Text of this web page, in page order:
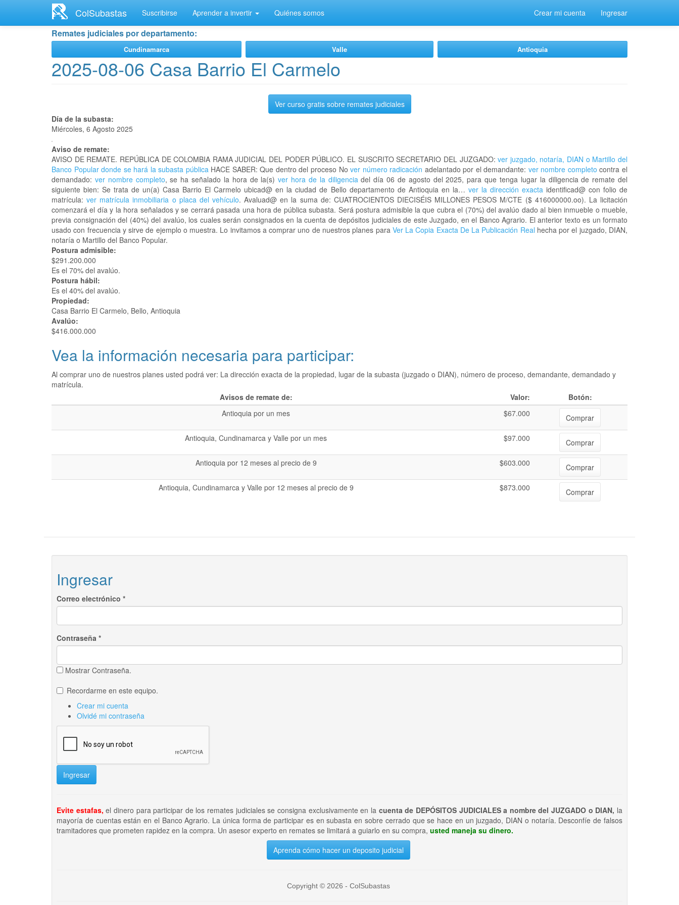
contenido
ColSubastas Suscribirse Aprender a invertir Quiénes somos Crear mi cuenta Ingresar
Remates judiciales por departamento:
Cundinamarca Valle Antioquia
2025-08-06 Casa Barrio El Carmelo
Ver curso gratis sobre remates judiciales
Día de la subasta:
Miércoles, 6 Agosto 2025
Aviso de remate:
AVISO DE REMATE. REPÚBLICA DE COLOMBIA RAMA JUDICIAL DEL PODER PÚBLICO. EL SUSCRITO SECRETARIO DEL JUZGADO: ver juzgado, notaría, DIAN o Martillo del
Banco Popular donde se hará la subasta públicaHACE SABER: Que dentro del proceso Nover número radicación adelantado por el demandante: ver nombre completo contra el
demandado: ver nombre completo, se ha señalado la hora de la(s)ver hora de la diligenciadel día 06 de agosto del 2025, para que tenga lugar la diligencia de remate del
siguiente bien: Se trata de un(a) Casa Barrio El Carmelo ubicad@ en la ciudad de Bello departamento de Antioquia en la… ver la dirección exactaidentificad@ con folio de
matrícula:ver matrícula inmobiliaria o placa del vehículo. Avaluad@ en la suma de: CUATROCIENTOS DIECISÉIS MILLONES PESOS M/CTE ($ 416000000.oo). La licitación
comenzará el día y la hora señalados y se cerrará pasada una hora de pública subasta. Será postura admisible la que cubra el (70%) del avalúo dado al bien inmueble o mueble,
previa consignación del (40%) del avalúo, los cuales serán consignados en la cuenta de depósitos judiciales de este Juzgado, en el Banco Agrario. El anterior texto es un formato
usado con frecuencia y sirve de ejemplo o muestra. Lo invitamos a comprar uno de nuestros planes para Ver La Copia Exacta De La Publicación Real hecha por el juzgado, DIAN,
notaría o Martillo del Banco Popular.
Postura admisible:
$291.200.000
Es el 70% del avalúo.
Postura hábil:
Es el 40% del avalúo.
Propiedad:
Casa Barrio El Carmelo, Bello, Antioquia
Avalúo:
$416.000.000
Vea la información necesaria para participar:
Al comprar uno de nuestros planes usted podrá ver: La dirección exacta de la propiedad, lugar de la subasta (juzgado o DIAN), número de proceso, demandante, demandado y
matrícula.
Avisos de remate de:
Valor:
Botón:
Antioquia por un mes
$67.000
Comprar
Antioquia, Cundinamarca y Valle por un mes
$97.000
Comprar
Antioquia por 12 meses al precio de 9
$603.000
Comprar
Antioquia, Cundinamarca y Valle por 12 meses al precio de 9
$873.000 Comprar
Ingresar
Correo electrónico *
Contraseña *
Mostrar Contraseña.
Recordarme en este equipo.
Crear mi cuenta
Olvidé mi contraseña
Ingresar
Evite estafas, el dinero para participar de los remates judiciales se consigna exclusivamente en lacuenta de DEPÓSITOS JUDICIALES a nombre del JUZGADO o DIAN, la
mayoría de cuentas están en el Banco Agrario. La única forma de participar es en subasta en sobre cerrado que se hace en un juzgado, DIAN o notaría. Desconfíe de falsos
tramitadores que prometen rapidez en la compra. Un asesor experto en remates se limitará a guiarlo en su compra, usted maneja su dinero.
Aprenda cómo hacer un deposito judicial
Copyright © 2026 - ColSubastas